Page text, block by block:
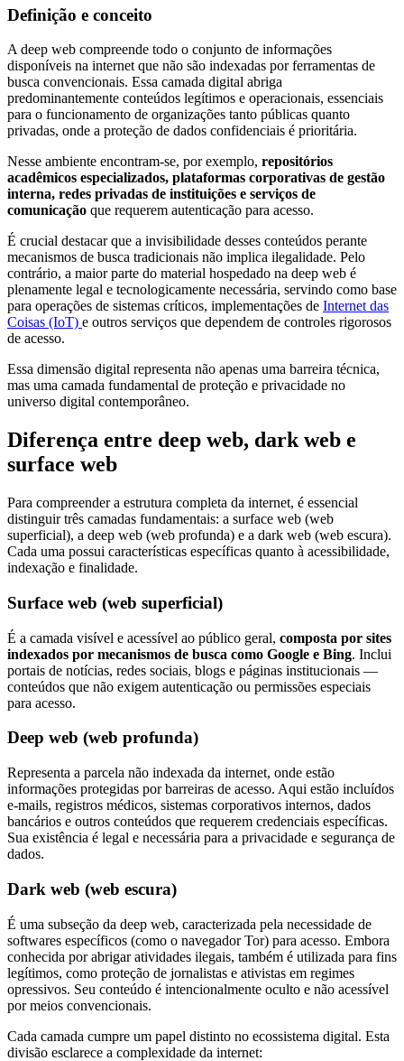
Definição e conceito
A deep web compreende todo o conjunto de informações
disponíveis na internet que não são indexadas por ferramentas de
busca convencionais. Essa camada digital abriga
predominantemente conteúdos legítimos e operacionais, essenciais
para o funcionamento de organizações tanto públicas quanto
privadas, onde a proteção de dados confidenciais é prioritária.
Nesse ambiente encontram-se, por exemplo, repositórios
acadêmicos especializados, plataformas corporativas de gestão
interna, redes privadas de instituições e serviços de
comunicação que requerem autenticação para acesso.
É crucial destacar que a invisibilidade desses conteúdos perante
mecanismos de busca tradicionais não implica ilegalidade. Pelo
contrário, a maior parte do material hospedado na deep web é
plenamente legal e tecnologicamente necessária, servindo como base
para operações de sistemas críticos, implementações de Internet das
Coisas (IoT) e outros serviços que dependem de controles rigorosos
de acesso.
Essa dimensão digital representa não apenas uma barreira técnica,
mas uma camada fundamental de proteção e privacidade no
universo digital contemporâneo.
Diferença entre deep web, dark web e
surface web
Para compreender a estrutura completa da internet, é essencial
distinguir três camadas fundamentais: a surface web (web
superficial), a deep web (web profunda) e a dark web (web escura).
Cada uma possui características específicas quanto à acessibilidade,
indexação e finalidade.
Surface web (web superficial)
É a camada visível e acessível ao público geral, composta por sites
indexados por mecanismos de busca como Google e Bing. Inclui
portais de notícias, redes sociais, blogs e páginas institucionais —
conteúdos que não exigem autenticação ou permissões especiais
para acesso.
Deep web (web profunda)
Representa a parcela não indexada da internet, onde estão
informações protegidas por barreiras de acesso. Aqui estão incluídos
e-mails, registros médicos, sistemas corporativos internos, dados
bancários e outros conteúdos que requerem credenciais específicas.
Sua existência é legal e necessária para a privacidade e segurança de
dados.
Dark web (web escura)
É uma subseção da deep web, caracterizada pela necessidade de
softwares específicos (como o navegador Tor) para acesso. Embora
conhecida por abrigar atividades ilegais, também é utilizada para fins
legítimos, como proteção de jornalistas e ativistas em regimes
opressivos. Seu conteúdo é intencionalmente oculto e não acessível
por meios convencionais.
Cada camada cumpre um papel distinto no ecossistema digital. Esta
divisão esclarece a complexidade da internet: